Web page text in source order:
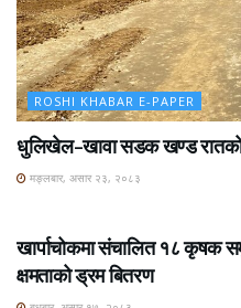
ROSHI KHABAR E-PAPER
धुलिखेल–खावा सडक खण्ड
मङ्लबार, असार २३, २०८३
खार्पाचोकमा संचालित १८ कृषक
क्षमताको ड्रम बितरण